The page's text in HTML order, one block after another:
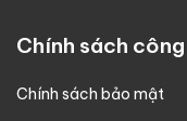
Chính sách
Chính sách bảo mật